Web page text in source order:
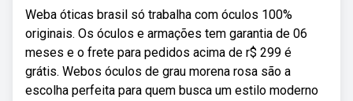
Weba óticas brasil só trabalha com óculos 100%
originais. Os óculos e armações tem garantia de 06
meses e o frete para pedidos acima de r$ 299 é
grátis. Webos óculos de grau morena rosa são a
escolha perfeita para quem busca um estilo moderno